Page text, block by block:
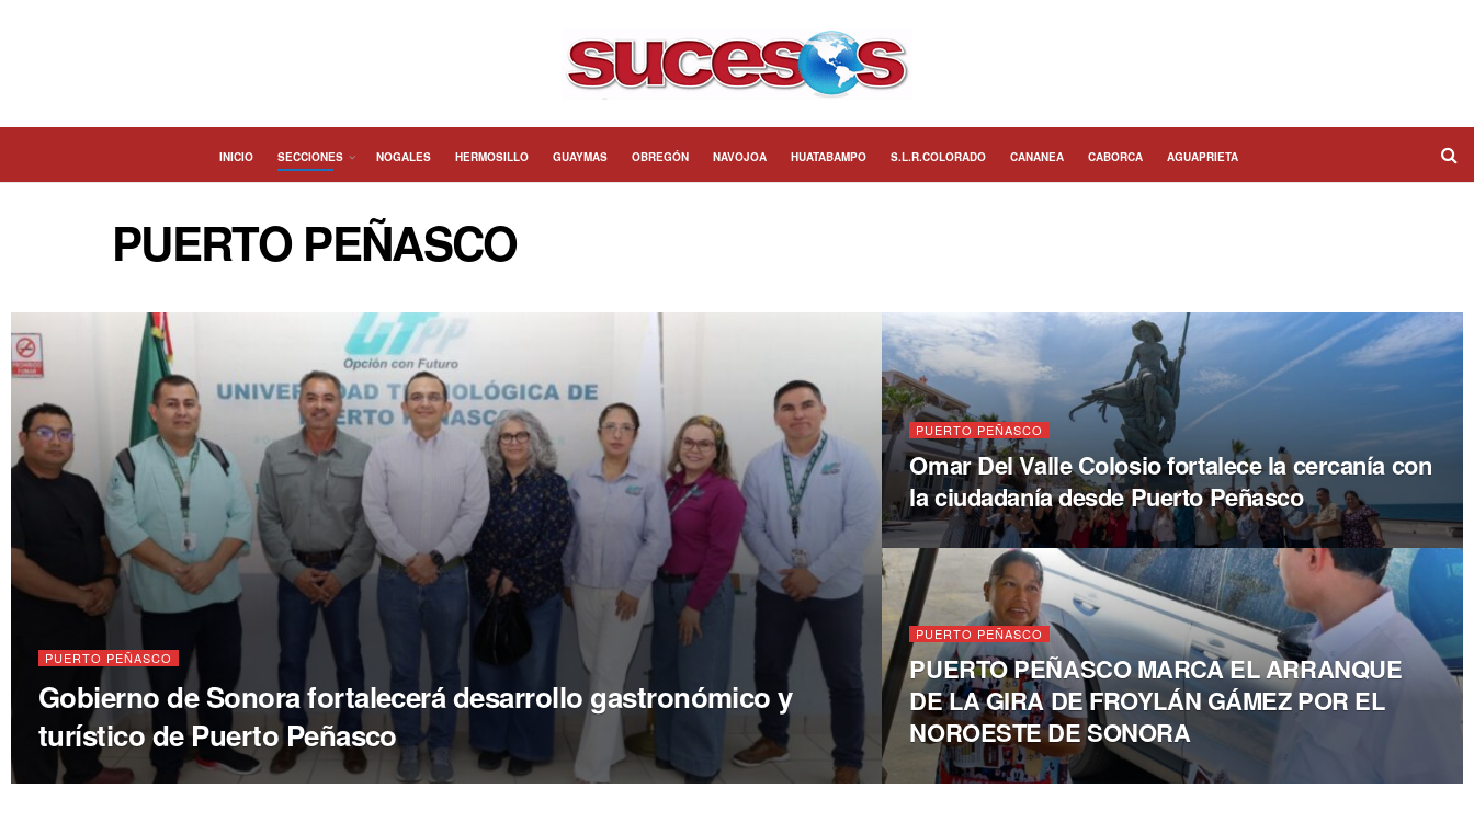
INICIO SECCIONES NOGALES HERMOSILLO GUAYMAS OBREGÓN NAVOJOA HUATABAMPO S.L.R.COLORADO CANANEA CABORCA AGUAPRIETA
PUERTO PEÑASCO
PUERTO PEÑASCO
Gobierno de Sonora fortalecerá desarrollo gastronómico y
turístico de Puerto Peñasco
PUERTO PEÑASCO
Omar Del Valle Colosio fortalece la cercanía con
la ciudadanía desde Puerto Peñasco
PUERTO PEÑASCO
PUERTO PEÑASCO MARCA EL ARRANQUE
DE LA GIRA DE FROYLÁN GÁMEZ POR EL
NOROESTE DE SONORA